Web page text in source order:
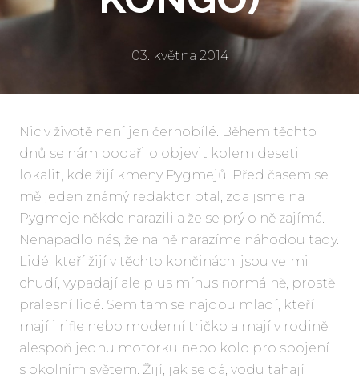
03. května 2014
Nic v životě není jen černobílé. Během těchto
dnů se nám podařilo objevit kolem deseti
lokalit, kde žijí kmeny Pygmejů. Před časem se
mě jeden známý redaktor ptal, zda jsme na
Pygmeje někde narazili a že se prý o ně zajímá.
Nenapadlo nás, že na ně narazíme náhodou tady.
Lidé, kteří žijí v těchto končinách, jsou velmi
chudí, vypadají ale plus mínus normálně, prostě
pralesní lidé. Sem tam se najdou mladí, kteří
mají i rifle nebo moderní tričko a mají v rodině
alespoň jednu motorku nebo kolo pro spojení
s okolním světem. Žijí, jak se dá, vodu tahají